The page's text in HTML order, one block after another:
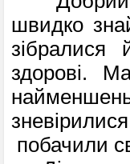
швидко
зібралися
здорові.
побачили